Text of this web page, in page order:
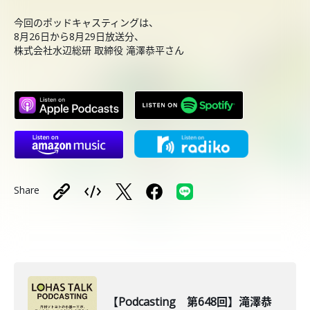
今回のポッドキャスティングは、
8月26日から8月29日放送分、
株式会社水辺総研 取締役 滝澤恭平さん
Share
【Podcasting 第648回】滝澤恭